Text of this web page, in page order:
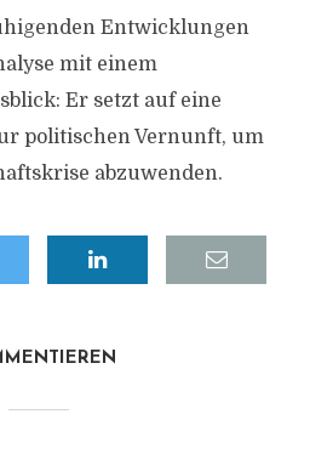
Entwicklungen
mit einem
Er setzt auf eine
politischen Vernunft, um
abzuwenden.